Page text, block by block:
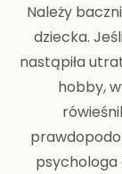
Należy
dziecka.
nastąpiła
hobby,
psychologa